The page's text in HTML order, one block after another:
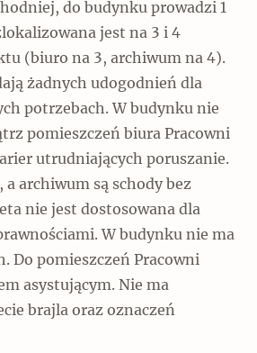
do budynku prowadzi 1
jest na 3 i 4
(biuro na 3, archiwum na 4).
żadnych udogodnień dla
potrzebach. W budynku nie
pomieszczeń biura Pracowni
utrudniających poruszanie.
a archiwum są schody bez
nie jest dostosowana dla
W budynku nie ma
Do pomieszczeń Pracowni
asystującym. Nie ma
brajla oraz oznaczeń